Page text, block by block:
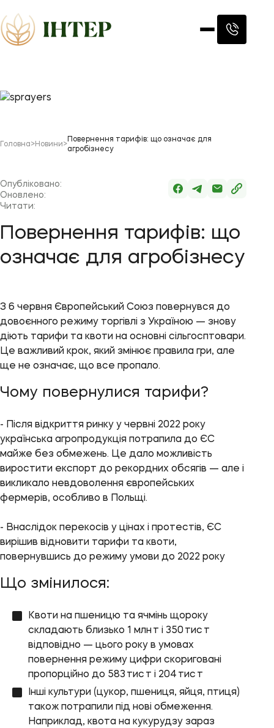
Головна >Новини >
Повернення тарифів: що означає для
агробізнесу
Опубліковано:
Оновлено:
Читати:
Повернення тарифів: що
означає для агробізнесу
З 6 червня Європейський Союз повернувся до
довоєнного режиму торгівлі з Україною — знову
діють тарифи та квоти на основні сільгосптовари.
Це важливий крок, який змінює правила гри, але
ще не означає, що все пропало.
Чому повернулися тарифи?
- Після відкриття ринку у червні 2022 року
українська агропродукція потрапила до ЄС
майже без обмежень. Це дало можливість
виростити експорт до рекордних обсягів — але і
викликало невдоволення європейських
фермерів, особливо в Польщі.
- Внаслідок перекосів у цінах і протестів, ЄС
вирішив відновити тарифи та квоти,
повернувшись до режиму умови до 2022 року
Що змінилося:
Квоти на пшеницю та ячмінь щороку
складають близько 1 млн т і 350 тис т
відповідно — цього року в умовах
повернення режиму цифри скориговані
пропорційно до 583 тис т і 204 тис т
Інші культури (цукор, пшениця, яйця, птиця)
також потрапили під нові обмеження.
Наприклад, квота на кукурудзу зараз